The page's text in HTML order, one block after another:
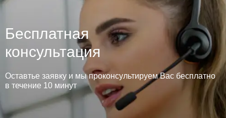
Бесплатная
консультация
Оставтье заявку и мы проконсультируем Вас бесплатно
в течение 10 минут